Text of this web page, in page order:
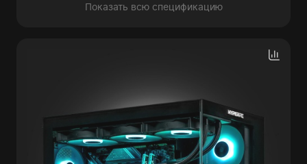
Показать всю спецификацию